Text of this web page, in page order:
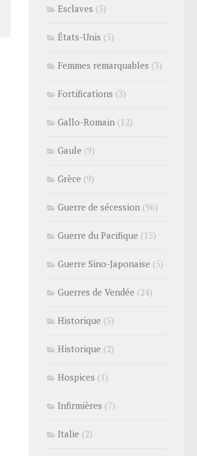
Esclaves (3)
États-Unis (5)
Femmes remarquables (3)
Fortifications (3)
Gallo-Romain (12)
Gaule (9)
Grèce (9)
Guerre de sécession (96)
Guerre du Pacifique (15)
Guerre Sino-Japonaise (5)
Guerres de Vendée (24)
Historique (5)
Historique (2)
Hospices (1)
Infirmières (7)
Italie (2)